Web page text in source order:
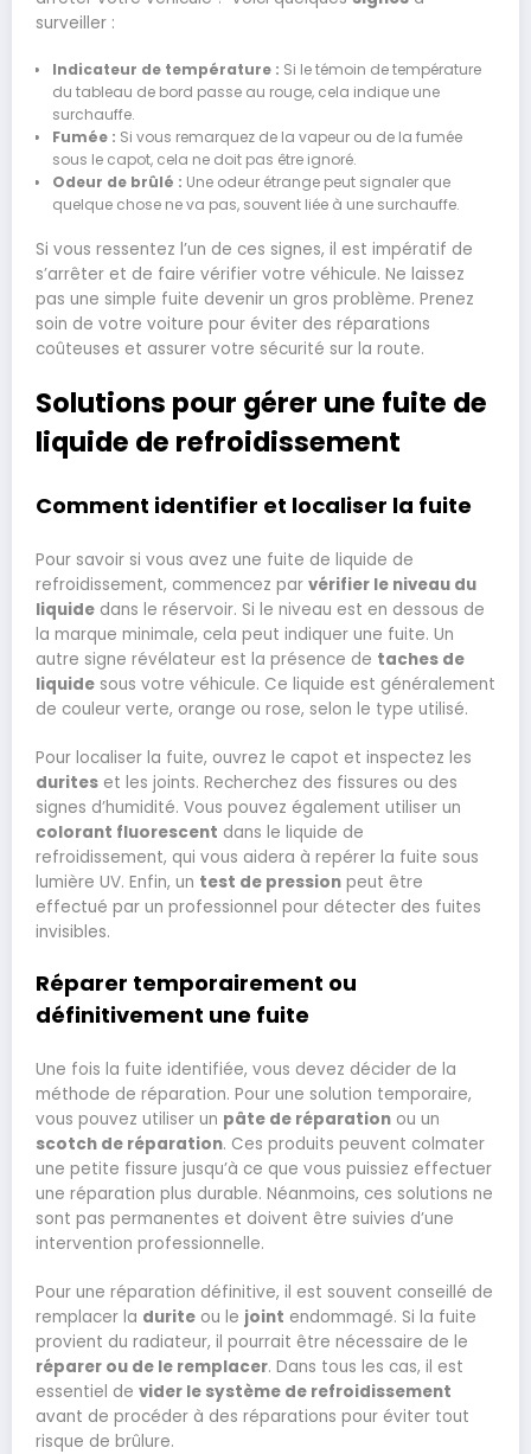
surveiller :
Indicateur de température : Si le témoin de température
du tableau de bord passe au rouge, cela indique une
surchauffe.
Fumée : Si vous remarquez de la vapeur ou de la fumée
sous le capot, cela ne doit pas être ignoré.
Odeur de brûlé : Une odeur étrange peut signaler que
quelque chose ne va pas, souvent liée à une surchauffe.
Si vous ressentez l’un de ces signes, il est impératif de
s’arrêter et de faire vérifier votre véhicule. Ne laissez
pas une simple fuite devenir un gros problème. Prenez
soin de votre voiture pour éviter des réparations
coûteuses et assurer votre sécurité sur la route.
Solutions pour gérer une fuite de
liquide de refroidissement
Comment identifier et localiser la fuite
Pour savoir si vous avez une fuite de liquide de
refroidissement, commencez par vérifier le niveau du
liquide dans le réservoir. Si le niveau est en dessous de
la marque minimale, cela peut indiquer une fuite. Un
autre signe révélateur est la présence de taches de
liquide sous votre véhicule. Ce liquide est généralement
de couleur verte, orange ou rose, selon le type utilisé.
Pour localiser la fuite, ouvrez le capot et inspectez les
durites et les joints. Recherchez des fissures ou des
signes d’humidité. Vous pouvez également utiliser un
colorant fluorescent dans le liquide de
refroidissement, qui vous aidera à repérer la fuite sous
lumière UV. Enfin, un test de pression peut être
effectué par un professionnel pour détecter des fuites
invisibles.
Réparer temporairement ou
définitivement une fuite
Une fois la fuite identifiée, vous devez décider de la
méthode de réparation. Pour une solution temporaire,
vous pouvez utiliser un pâte de réparation ou un
scotch de réparation. Ces produits peuvent colmater
une petite fissure jusqu’à ce que vous puissiez effectuer
une réparation plus durable. Néanmoins, ces solutions ne
sont pas permanentes et doivent être suivies d’une
intervention professionnelle.
Pour une réparation définitive, il est souvent conseillé de
remplacer la durite ou le joint endommagé. Si la fuite
provient du radiateur, il pourrait être nécessaire de le
réparer ou de le remplacer. Dans tous les cas, il est
essentiel de vider le système de refroidissement
avant de procéder à des réparations pour éviter tout
risque de brûlure.